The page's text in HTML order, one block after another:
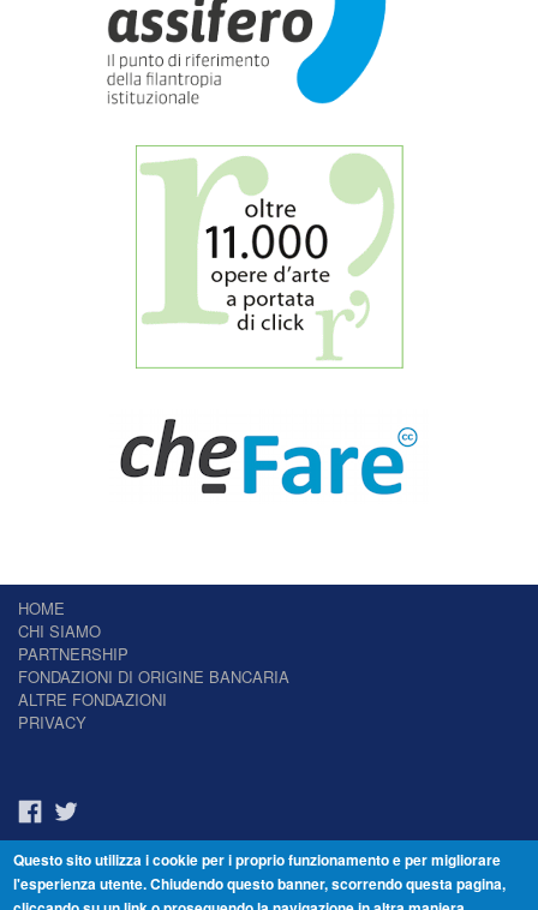
HOME
CHI SIAMO
PARTNERSHIP
FONDAZIONI DI ORIGINE BANCARIA
ALTRE FONDAZIONI
PRIVACY
Il Giornale delle Fondazioni - Periodico telematico
Reg. Tribunale n.7 del 22/07/2014 – ISSN 2421-2466
Questo sito utilizza i cookie per i proprio funzionamento e per migliorare
l'esperienza utente. Chiudendo questo banner, scorrendo questa pagina,